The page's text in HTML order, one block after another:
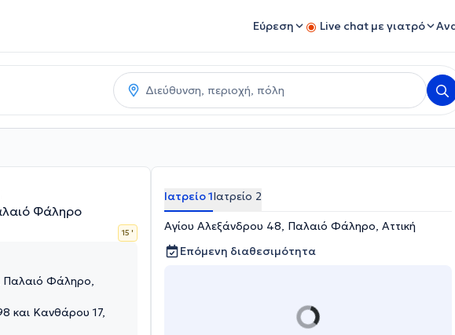
Εύρεση Live chat με γιατρό
Φάληρο
15 '
Παλαιό Φάληρο,
και Κανθάρου 17,
Ιατρείο 1Ιατρείο 2
Αγίου Αλεξάνδρου 48, Παλαιό Φάληρο, Αττική
Επόμενη διαθεσιμότητα